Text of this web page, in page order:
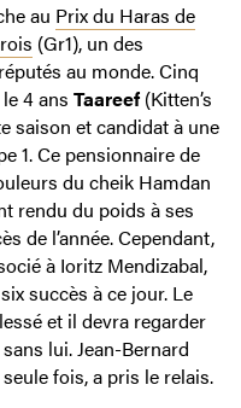
au Prix du Haras de
(Gr1), un des
au monde. Cinq
4 ans Taareef (Kitten’s
saison et candidat à une
1. Ce pensionnaire de
du cheik Hamdan
rendu du poids à ses
de l’année. Cependant,
à Ioritz Mendizabal,
succès à ce jour. Le
et il devra regarder
lui. Jean-Bernard
fois, a pris le relais.